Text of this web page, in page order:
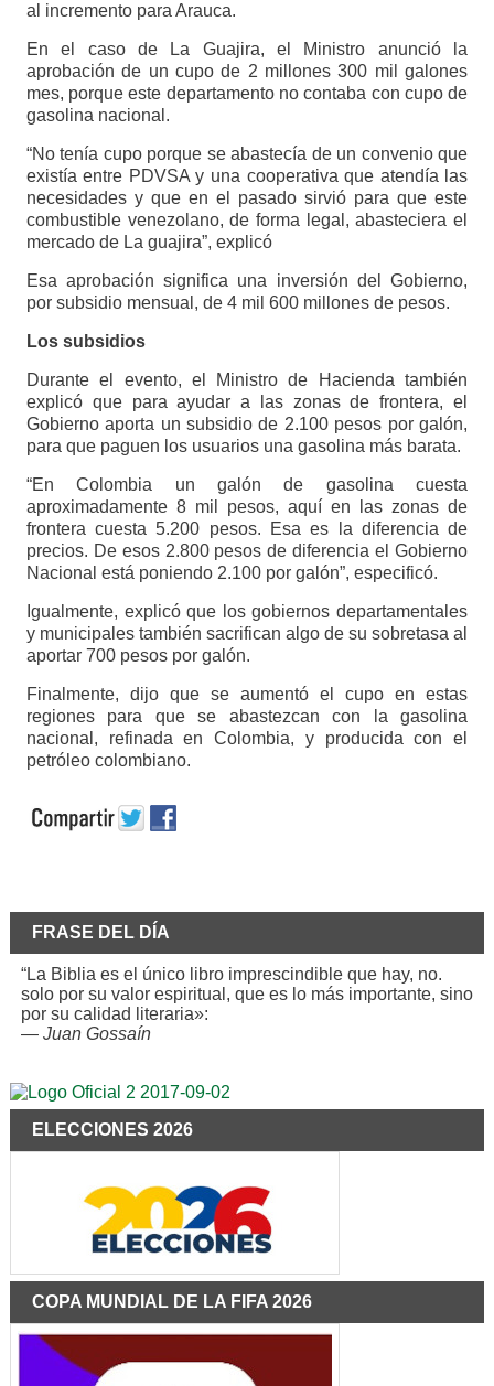
al incremento para Arauca.
En el caso de La Guajira, el Ministro anunció la
aprobación de un cupo de 2 millones 300 mil galones
mes, porque este departamento no contaba con cupo de
gasolina nacional.
“No tenía cupo porque se abastecía de un convenio que
existía entre PDVSA y una cooperativa que atendía las
necesidades y que en el pasado sirvió para que este
combustible venezolano, de forma legal, abasteciera el
mercado de La guajira”, explicó
Esa aprobación significa una inversión del Gobierno,
por subsidio mensual, de 4 mil 600 millones de pesos.
Los subsidios
Durante el evento, el Ministro de Hacienda también
explicó que para ayudar a las zonas de frontera, el
Gobierno aporta un subsidio de 2.100 pesos por galón,
para que paguen los usuarios una gasolina más barata.
“En Colombia un galón de gasolina cuesta
aproximadamente 8 mil pesos, aquí en las zonas de
frontera cuesta 5.200 pesos. Esa es la diferencia de
precios. De esos 2.800 pesos de diferencia el Gobierno
Nacional está poniendo 2.100 por galón”, especificó.
Igualmente, explicó que los gobiernos departamentales
y municipales también sacrifican algo de su sobretasa al
aportar 700 pesos por galón.
Finalmente, dijo que se aumentó el cupo en estas
regiones para que se abastezcan con la gasolina
nacional, refinada en Colombia, y producida con el
petróleo colombiano.
FRASE DEL DÍA
“La Biblia es el único libro imprescindible que hay, no.
solo por su valor espiritual, que es lo más importante, sino
por su calidad literaria»:
— Juan Gossaín
ELECCIONES 2026
COPA MUNDIAL DE LA FIFA 2026